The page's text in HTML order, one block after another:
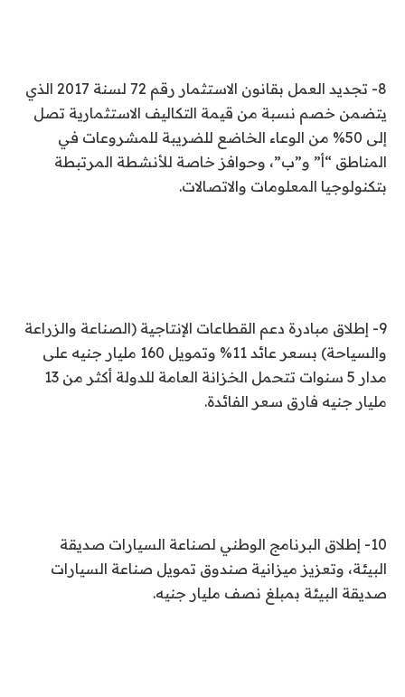
8- تجديد العمل بقانون الاستثمار رقم 72 لسنة 2017 الذي
يتضمن خصم نسبة من قيمة التكاليف الاستثمارية تصل
إلى 50% من الوعاء الخاضع للضريبة للمشروعات في
المناطق “أ” و”ب”، وحوافز خاصة للأنشطة المرتبطة
بتكنولوجيا المعلومات والاتصالات.
9- إطلاق مبادرة دعم القطاعات الإنتاجية (الصناعة والزراعة
والسياحة) بسعر عائد 11% وتمويل 160 مليار جنيه على
مدار 5 سنوات تتحمل الخزانة العامة للدولة أكثر من 13
مليار جنيه فارق سعر الفائدة.
10- إطلاق البرنامج الوطني لصناعة السيارات صديقة
البيئة، وتعزيز ميزانية صندوق تمويل صناعة السيارات
صديقة البيئة بمبلغ نصف مليار جنيه.